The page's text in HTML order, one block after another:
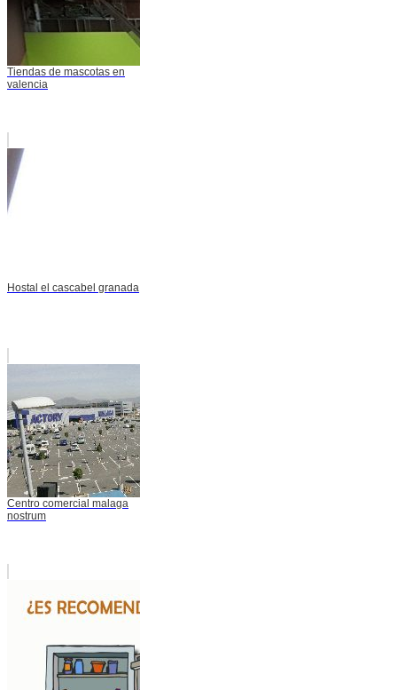
Tiendas de mascotas en
valencia
Hostal el cascabel granada
Centro comercial malaga
nostrum